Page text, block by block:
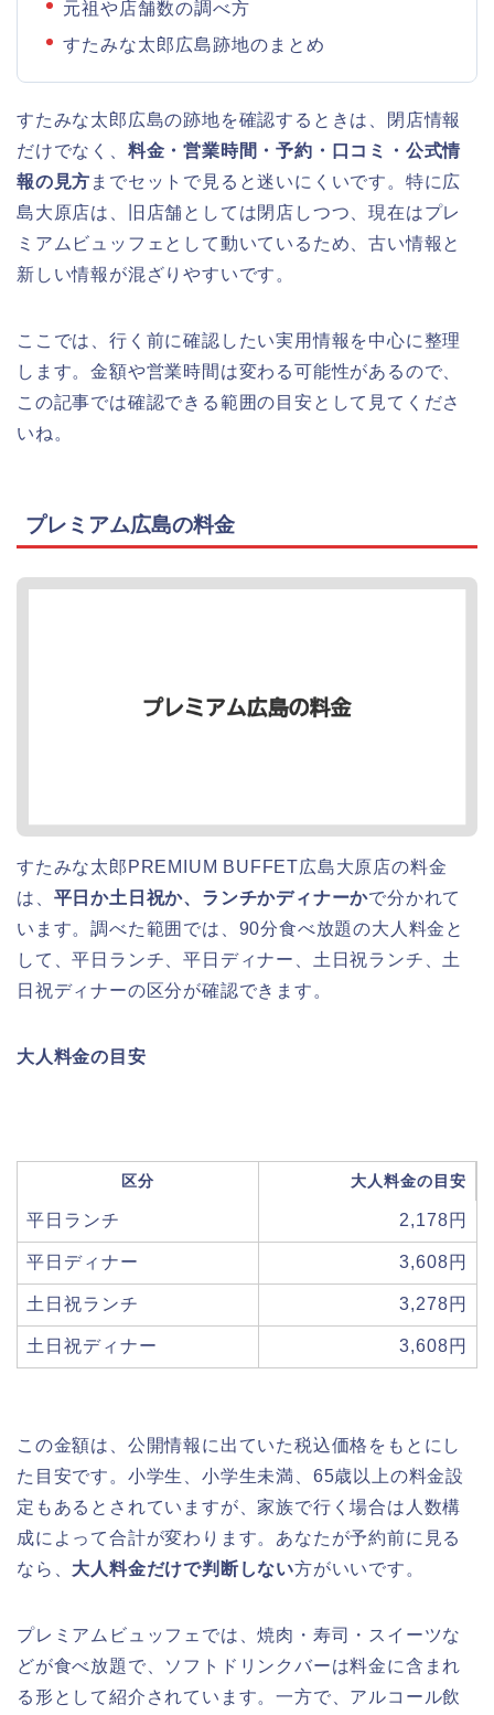
元祖や店舗数の調べ方
すたみな太郎広島跡地のまとめ
すたみな太郎広島の跡地を確認するときは、閉店情報
だけでなく、 料金・営業時間・予約・口コミ・公式情
報の見方 までセットで見ると迷いにくいです。特に広
島大原店は、旧店舗としては閉店しつつ、現在はプレ
ミアムビュッフェとして動いているため、古い情報と
新しい情報が混ざりやすいです。
ここでは、行く前に確認したい実用情報を中心に整理
します。金額や営業時間は変わる可能性があるので、
この記事では確認できる範囲の目安として見てくださ
いね。
プレミアム広島の料金
すたみな太郎PREMIUM BUFFET広島大原店の料金
は、 平日か土日祝か、ランチかディナーかで分かれて
います。調べた範囲では、90分食べ放題の大人料金と
して、平日ランチ、平日ディナー、土日祝ランチ、土
日祝ディナーの区分が確認できます。
大人料金の目安
区分 大人料金の目安
平日ランチ 2,178円
平日ディナー 3,608円
土日祝ランチ 3,278円
土日祝ディナー 3,608円
この金額は、公開情報に出ていた税込価格をもとにし
た目安です。小学生、小学生未満、65歳以上の料金設
定もあるとされていますが、家族で行く場合は人数構
成によって合計が変わります。あなたが予約前に見る
なら、 大人料金だけで判断しない方がいいです。
プレミアムビュッフェでは、焼肉・寿司・スイーツな
どが食べ放題で、ソフトドリンクバーは料金に含まれ
る形として紹介されています。一方で、アルコール飲